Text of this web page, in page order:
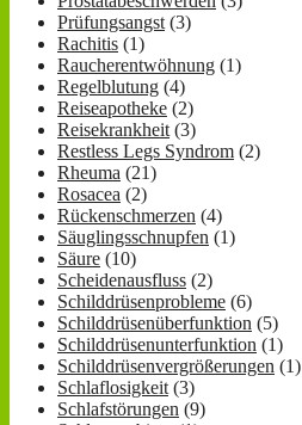
Prüfungsangst (3)
Rachitis (1)
Raucherentwöhnung (1)
Regelblutung (4)
Reiseapotheke (2)
Reisekrankheit (3)
Restless Legs Syndrom (2)
Rheuma (21)
Rosacea (2)
Rückenschmerzen (4)
Säuglingsschnupfen (1)
Säure (10)
Scheidenausfluss (2)
Schilddrüsenprobleme (6)
Schilddrüsenüberfunktion (5)
Schilddrüsenunterfunktion (1)
Schilddrüsenvergrößerungen (1)
Schlaflosigkeit (3)
Schlafstörungen (9)